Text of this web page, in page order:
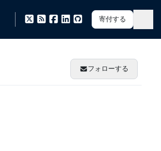
寄付する
フォローする